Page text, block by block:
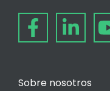
Sobre nosotros